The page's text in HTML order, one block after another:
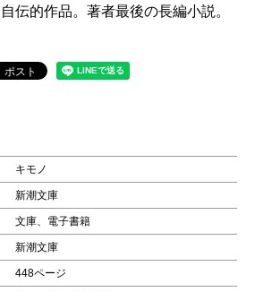
伝的作品。著者最後の長編小説。
キモノ
新潮文庫
文庫、電子書籍
新潮文庫
448ページ